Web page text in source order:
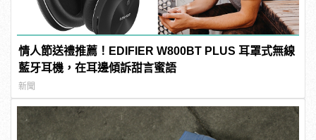
情人節送禮推薦！EDIFIER W800BT PLUS 耳罩式無線
藍牙耳機，在耳邊傾訴甜言蜜語
新聞